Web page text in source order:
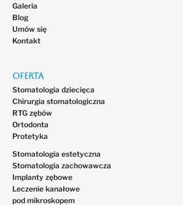
Galeria
Blog
Umów się
Kontakt
Oferta
Stomatologia dziecięca
Chirurgia stomatologiczna
RTG zębów
Ortodonta
Protetyka
Stomatologia estetyczna
Stomatologia zachowawcza
Implanty zębowe
Leczenie kanałowe
pod mikroskopem